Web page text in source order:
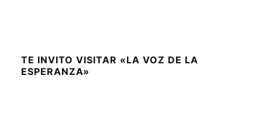
TE INVITO VISITAR «LA VOZ DE LA
ESPERANZA»